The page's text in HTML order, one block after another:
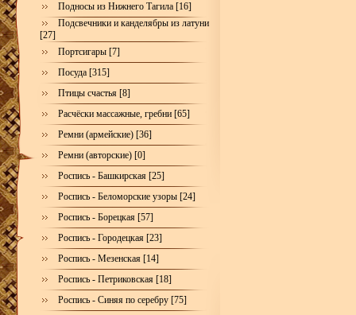
Подносы из Нижнего Тагила [16]
Подсвечники и канделябры из латуни
[27]
Портсигары [7]
Посуда [315]
Птицы счастья [8]
Расчёски массажные, гребни [65]
Ремни (армейские) [36]
Ремни (авторские) [0]
Роспись - Башкирская [25]
Роспись - Беломорские узоры [24]
Роспись - Борецкая [57]
Роспись - Городецкая [23]
Роспись - Мезенская [14]
Роспись - Петриковская [18]
Роспись - Синяя по серебру [75]